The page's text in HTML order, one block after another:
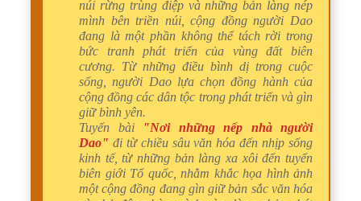
núi rừng trùng điệp và những bản làng nép
mình bên triền núi, cộng đồng người Dao
đang là một phần không thể tách rời trong
bức tranh phát triển của vùng đất biên
cương. Từ những điều bình dị trong cuộc
sống, người Dao lựa chọn đồng hành của
cộng đồng các dân tộc trong phát triển và gìn
giữ bình yên.
Tuyến bài
"Nơi những nếp nhà người
Dao" đi từ chiều sâu văn hóa đến nhịp sống
kinh tế, từ những bản làng xa xôi đến tuyến
biên giới Tổ quốc, nhằm khắc họa hình ảnh
một cộng đồng đang gìn giữ bản sắc văn hóa